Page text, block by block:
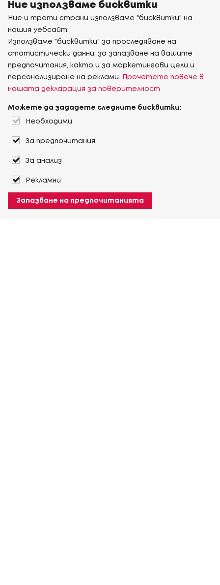
Ние използваме бисквитки
Ние и трети страни използваме "бисквитки" на
нашия уебсайт.
Използваме "бисквитки" за проследяване на
статистически данни, за запазване на вашите
предпочитания, както и за маркетингови цели и
персонализиране на реклами.
Прочетете повече в
нашата декларация за поверителност
Можете да зададете следните бисквитки:
Необходими
За предпочитания
За анализ
Рекламни
Запазване на предпочитанията